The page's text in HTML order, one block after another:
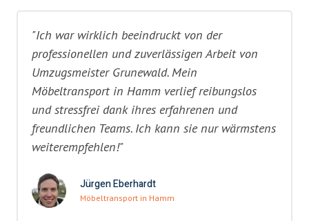
"Ich war wirklich beeindruckt von der
professionellen und zuverlässigen Arbeit von
Umzugsmeister Grunewald. Mein
Möbeltransport in Hamm verlief reibungslos
und stressfrei dank ihres erfahrenen und
freundlichen Teams. Ich kann sie nur wärmstens
weiterempfehlen!"
Jürgen Eberhardt
Möbeltransport in Hamm